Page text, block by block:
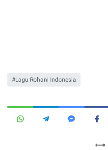
Lagu Rohani Indonesia